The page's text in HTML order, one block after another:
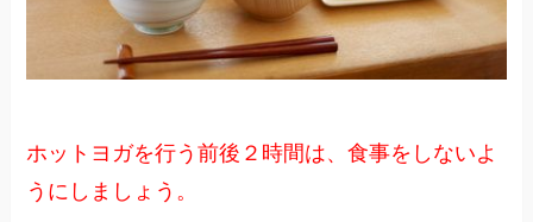
ホットヨガを行う前後２時間は、食事をしないよ
うにしましょう。